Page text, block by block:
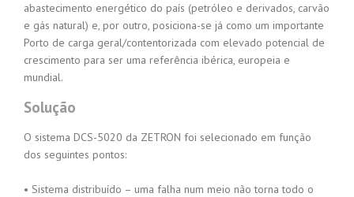
abastecimento energético do país (petróleo e derivados, carvão
e gás natural) e, por outro, posiciona-se já como um importante
Porto de carga geral/contentorizada com elevado potencial de
crescimento para ser uma referência ibérica, europeia e
mundial.
Solução
O sistema DCS-5020 da ZETRON foi selecionado em função
dos seguintes pontos:
• Sistema distribuído – uma falha num meio não torna todo o